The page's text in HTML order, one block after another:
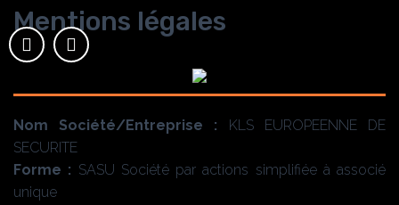
Mentions légales
Nom Société/Entreprise : KLS EUROPEENNE DE
SECURITE
Forme : SASU Société par actions simplifiée à associé
unique